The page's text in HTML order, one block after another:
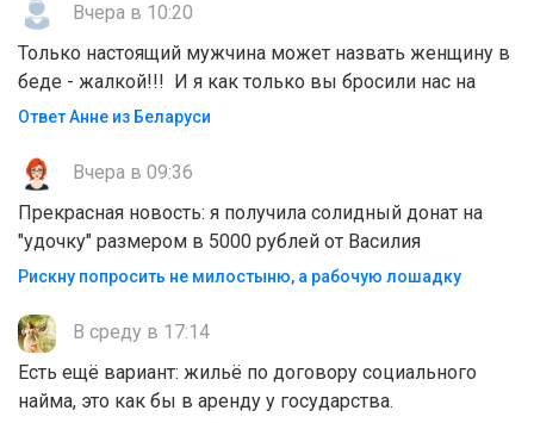
Вчера в 10:20
Только настоящий мужчина может назвать женщину в
беде - жалкой!!! И я как только вы бросили нас на
Ответ Анне из Беларуси
Вчера в 09:36
Прекрасная новость: я получила солидный донат на
"удочку" размером в 5000 рублей от Василия
Рискну попросить не милостыню, а рабочую лошадку
В среду в 17:14
Есть ещё вариант: жильё по договору социального
найма, это как бы в аренду у государства.